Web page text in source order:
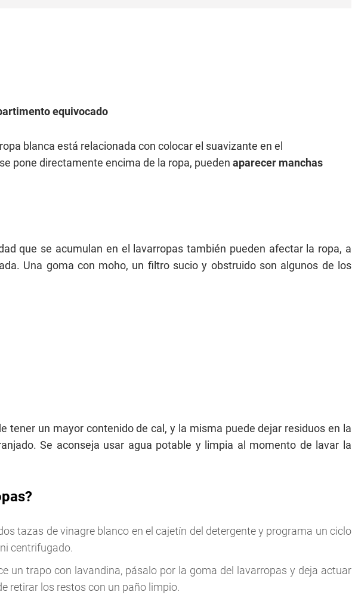
equivocado
blanca está relacionada con colocar el suavizante en el
pone directamente encima de la ropa, pueden aparecer manchas
que se acumulan en el lavarropas también pueden afectar la ropa, a
Una goma con moho, un filtro sucio y obstruido son algunos de los
tener un mayor contenido de cal, y la misma puede dejar residuos en la
Se aconseja usar agua potable y limpia al momento de lavar la
tazas de vinagre blanco en el cajetín del detergente y programa un ciclo
centrifugado.
un trapo con lavandina, pásalo por la goma del lavarropas y deja actuar
retirar los restos con un paño limpio.